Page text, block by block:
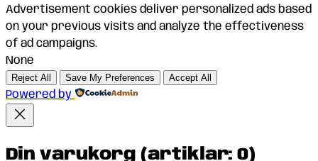
Advertisement cookies deliver personalized ads based
on your previous visits and analyze the effectiveness
of ad campaigns.
None
Reject All Save My Preferences Accept All
Powered by
Din varukorg (artiklar: 0)